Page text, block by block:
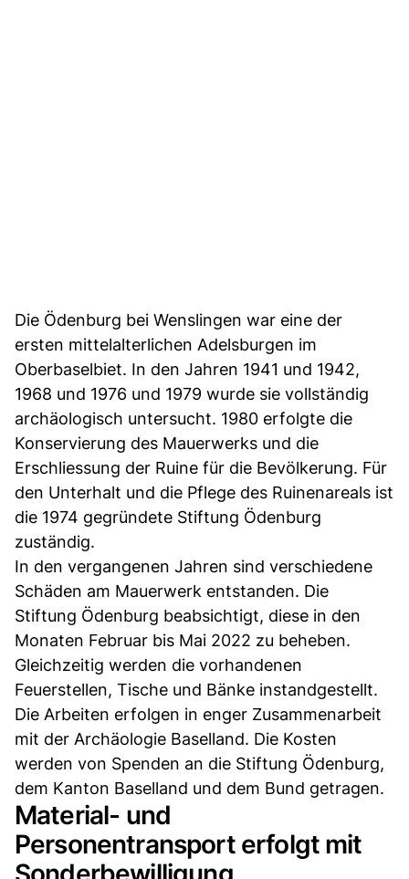
Die Ödenburg bei Wenslingen war eine der
ersten mittelalterlichen Adelsburgen im
Oberbaselbiet. In den Jahren 1941 und 1942,
1968 und 1976 und 1979 wurde sie vollständig
archäologisch untersucht. 1980 erfolgte die
Konservierung des Mauerwerks und die
Erschliessung der Ruine für die Bevölkerung. Für
den Unterhalt und die Pflege des Ruinenareals ist
die 1974 gegründete Stiftung Ödenburg
zuständig.
In den vergangenen Jahren sind verschiedene
Schäden am Mauerwerk entstanden. Die
Stiftung Ödenburg beabsichtigt, diese in den
Monaten Februar bis Mai 2022 zu beheben.
Gleichzeitig werden die vorhandenen
Feuerstellen, Tische und Bänke instandgestellt.
Die Arbeiten erfolgen in enger Zusammenarbeit
mit der Archäologie Baselland. Die Kosten
werden von Spenden an die Stiftung Ödenburg,
dem Kanton Baselland und dem Bund getragen.
Material- und
Personentransport erfolgt mit